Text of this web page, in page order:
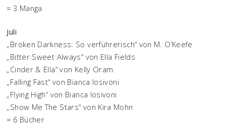
= 3 Manga
Juli
„Broken Darkness: So verführerisch“ von M. O’Keefe
„Bitter Sweet Always“ von Ella Fields
„Cinder & Ella“ von Kelly Oram
„Falling Fast“ von Bianca Iosivoni
„Flying High“ von Bianca Iosivoni
„Show Me The Stars“ von Kira Mohn
= 6 Bücher